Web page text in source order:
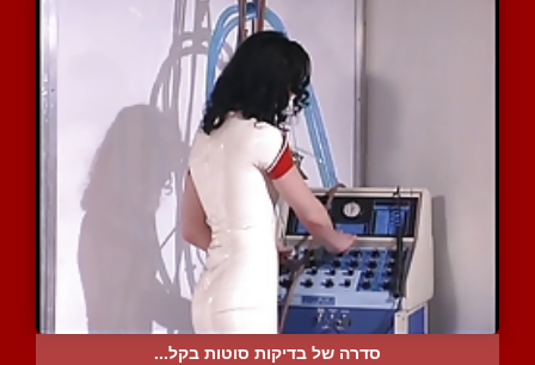
סדרה של בדיקות סוטות בקל...